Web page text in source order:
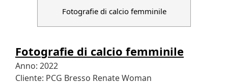
Fotografie di calcio femminile
Fotografie di calcio femminile
Anno: 2022
Cliente: PCG Bresso Renate Woman